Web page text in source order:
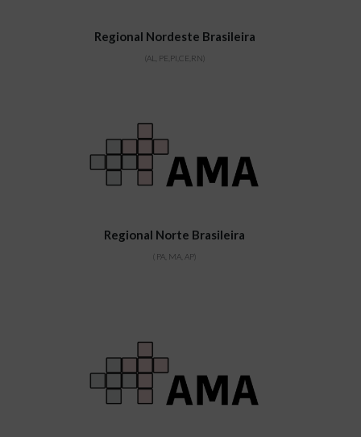
Regional Nordeste Brasileira
(AL, PE,PI,CE,RN)
Regional Norte Brasileira​
( PA, MA, AP)​